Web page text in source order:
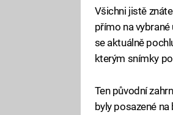
Všichni jistě
přímo na
se aktuálně
kterým snímky
Ten původní
byly posazené